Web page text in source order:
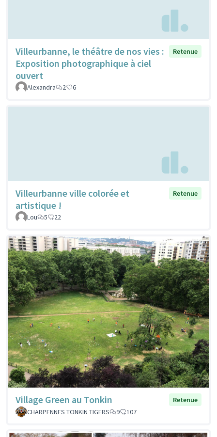
Villeurbanne, le théâtre de nos vies :
Exposition photographique à ciel
ouvert
Retenue
Alexandra 2 6
Villeurbanne ville colorée et
artistique !
Retenue
Lou 5 22
Village Green au Tonkin
Retenue
CHARPENNES TONKIN TIGERS
9 107